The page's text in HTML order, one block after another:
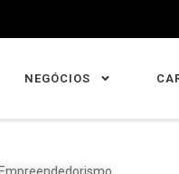
NEGÓCIOS